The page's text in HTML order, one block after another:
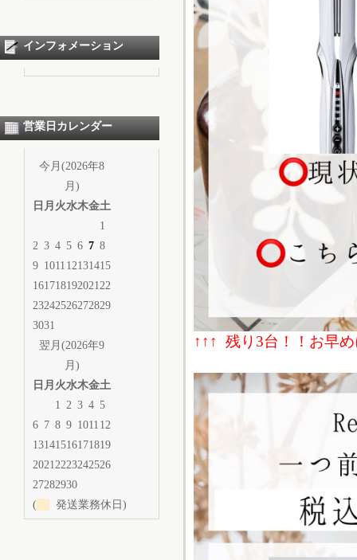
↑↑↑ 残り3台 ！！お早
インフォメーション
営業日カレンダー
今月(2026年8
月)
日 月 火水木金土
1
2 3 4 5 6 7 8
9 1011 12131415
16171819202122
23242526272829
3031
翌月(2026年9
月)
日 月 火水木金土
1 2 3 4 5
6 7 8 9 1011 12
13141516171819
20212223242526
27282930
(
発送業務休日)